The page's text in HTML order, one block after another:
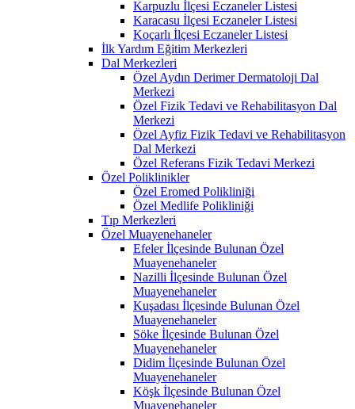
Karpuzlu İlçesi Eczaneler Listesi
Karacasu İlçesi Eczaneler Listesi
Koçarlı İlçesi Eczaneler Listesi
İlk Yardım Eğitim Merkezleri
Dal Merkezleri
Özel Aydın Derimer Dermatoloji Dal
Merkezi
Özel Fizik Tedavi ve Rehabilitasyon Dal
Merkezi
Özel Ayfiz Fizik Tedavi ve Rehabilitasyon
Dal Merkezi
Özel Referans Fizik Tedavi Merkezi
Özel Poliklinikler
Özel Eromed Polikliniği
Özel Medlife Polikliniği
Tıp Merkezleri
Özel Muayenehaneler
Efeler İlçesinde Bulunan Özel
Muayenehaneler
Nazilli İlçesinde Bulunan Özel
Muayenehaneler
Kuşadası İlçesinde Bulunan Özel
Muayenehaneler
Söke İlçesinde Bulunan Özel
Muayenehaneler
Didim İlçesinde Bulunan Özel
Muayenehaneler
Köşk İlçesinde Bulunan Özel
Muayenehaneler